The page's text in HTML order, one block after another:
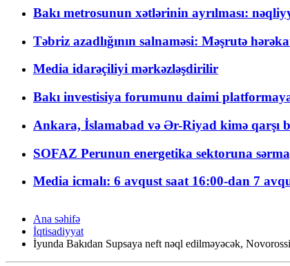
Bakı metrosunun xətlərinin ayrılması:
Təbriz azadlığının salnaməsi: Məşrutə
Media idarəçiliyi mərkəzləşdirilir
Bakı investisiya forumunu daimi
Ankara, İslamabad və Ər-Riyad kimə qarşı
SOFAZ Perunun energetika sektoruna
Media icmalı: 6 avqust saat 16:00-dan 7
Ana səhifə
İqtisadiyyat
İyunda Bakıdan Supsaya neft nəql edilməyəcək,